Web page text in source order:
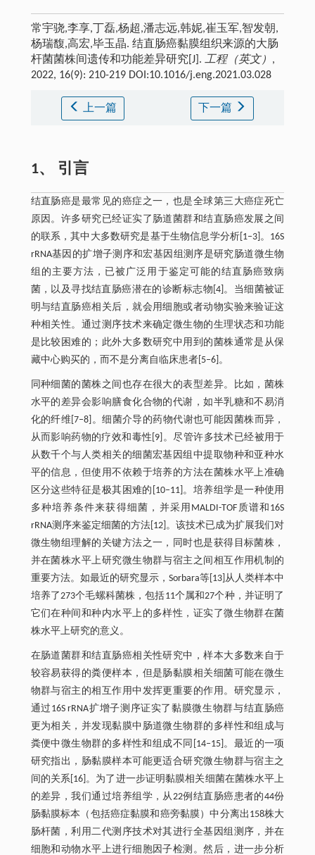
常宇骁,李享,丁磊,杨超,潘志远,韩妮,崔玉军,智发朝,
杨瑞馥,高宏,毕玉晶. 结直肠癌黏膜组织来源的大肠
杆菌菌株间遗传和功能差异研究[J]. 工程（英文） ,
2022, 16(9): 210-219 DOI:10.1016/j.eng.2021.03.028
上一篇 下一篇
1、 引言
结直肠癌是最常见的癌症之一，也是全球第三大癌症死亡
原因。许多研究已经证实了肠道菌群和结直肠癌发展之间
的联系，其中大多数研究是基于生物信息学分析[1‒3]。16S
rRNA基因的扩增子测序和宏基因组测序是研究肠道微生物
组的主要方法，已被广泛用于鉴定可能的结直肠癌致病
菌，以及寻找结直肠癌潜在的诊断标志物[4]。当细菌被证
明与结直肠癌相关后，就会用细胞或者动物实验来验证这
种相关性。通过测序技术来确定微生物的生理状态和功能
是比较困难的；此外大多数研究中用到的菌株通常是从保
藏中心购买的，而不是分离自临床患者[5‒6]。
同种细菌的菌株之间也存在很大的表型差异。比如，菌株
水平的差异会影响膳食化合物的代谢，如半乳糖和不易消
化的纤维[7‒8]。细菌介导的药物代谢也可能因菌株而异，
从而影响药物的疗效和毒性[9]。尽管许多技术已经被用于
从数千个与人类相关的细菌宏基因组中提取物种和亚种水
平的信息，但使用不依赖于培养的方法在菌株水平上准确
区分这些特征是极其困难的[10‒11]。培养组学是一种使用
多种培养条件来获得细菌，并采用MALDI-TOF质谱和16S
rRNA测序来鉴定细菌的方法[12]。该技术已成为扩展我们对
微生物组理解的关键方法之一，同时也是获得目标菌株，
并在菌株水平上研究微生物群与宿主之间相互作用机制的
重要方法。如最近的研究显示，Sorbara等[13]从人类样本中
培养了273个毛螺科菌株，包括11个属和27个种，并证明了
它们在种间和种内水平上的多样性，证实了微生物群在菌
株水平上研究的意义。
在肠道菌群和结直肠癌相关性研究中，样本大多数来自于
较容易获得的粪便样本，但是肠黏膜相关细菌可能在微生
物群与宿主的相互作用中发挥更重要的作用。研究显示，
通过16S rRNA扩增子测序证实了黏膜微生物群与结直肠癌
更为相关，并发现黏膜中肠道微生物群的多样性和组成与
粪便中微生物群的多样性和组成不同[14‒15]。最近的一项
研究指出，肠黏膜样本可能更适合研究微生物群与宿主之
间的关系[16]。为了进一步证明黏膜相关细菌在菌株水平上
的差异，我们通过培养组学，从22例结直肠癌患者的44份
肠黏膜标本（包括癌症黏膜和癌旁黏膜）中分离出158株大
肠杆菌，利用二代测序技术对其进行全基因组测序，并在
细胞和动物水平上进行细胞因子检测。然后，进一步分析